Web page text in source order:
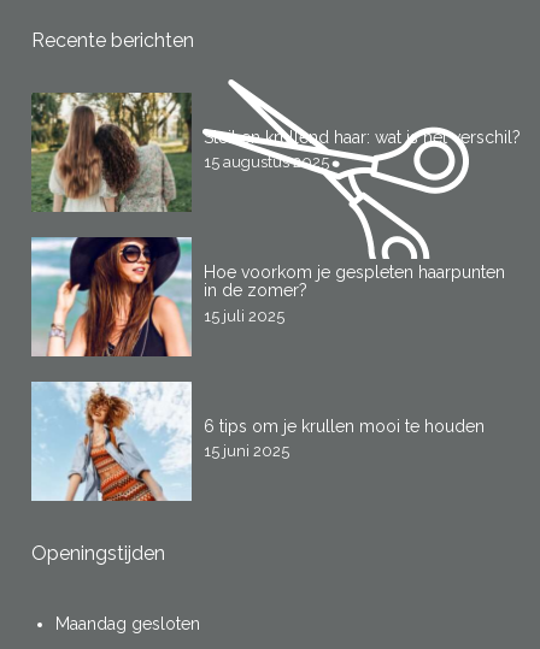
Recente berichten
Steil en krullend haar: wat is het verschil?
15 augustus 2025
Hoe voorkom je gespleten haarpunten
in de zomer?
15 juli 2025
6 tips om je krullen mooi te houden
15 juni 2025
Openingstijden
Maandag gesloten